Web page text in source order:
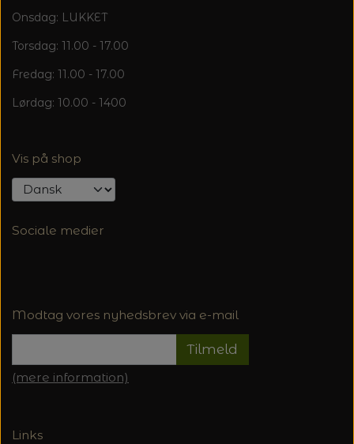
Onsdag: LUKKET
Torsdag: 11.00 - 17.00
Fredag: 11.00 - 17.00
Lørdag: 10.00 - 1400
Vis på shop
Sociale medier
Modtag vores nyhedsbrev via e-mail
Tilmeld
(mere information)
Links